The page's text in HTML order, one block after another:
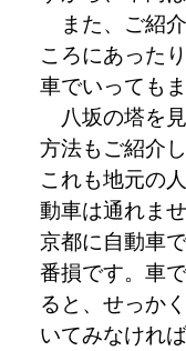
また、ご紹
ころにあった
車でいっても
八坂の塔を
方法もご紹介
これも地元の
動車は通れませ
京都に自動車
番損です。車
ると、せっか
いてみなけれ